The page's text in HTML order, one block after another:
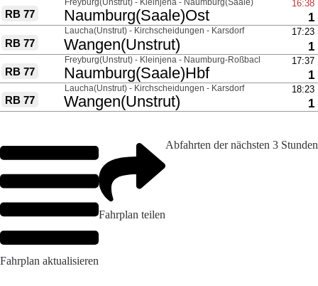
Fahrplan aktualisieren
Fahrplan teilen
Abfahrten der nächsten 3 Stunden